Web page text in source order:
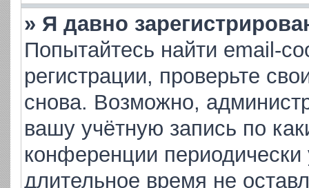
» Я давно
Попытайтесь найти email-
регистрации, проверьте
снова. Возможно,
вашу учётную запись по
конференции
длительное время не